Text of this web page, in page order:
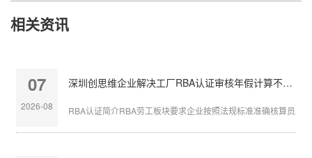
相关资讯
07
2026-08
深圳创思维企业解决工厂RBA认证审核年假计算不准确
RBA认证简介RBA劳工板块要求企业按照法规标准准确核算员工